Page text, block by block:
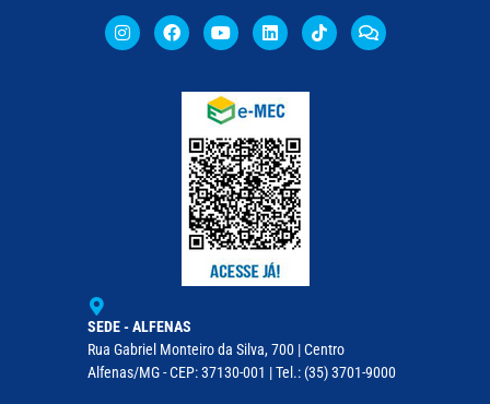
SEDE - ALFENAS
Rua Gabriel Monteiro da Silva, 700 | Centro
Alfenas/MG - CEP: 37130-001 | Tel.: (35) 3701-9000